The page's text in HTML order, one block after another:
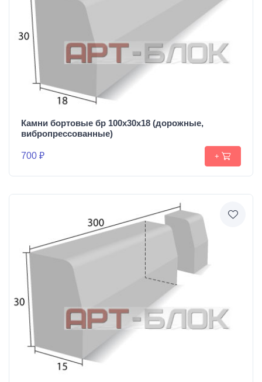
Камни бортовые бр 100х30х18 (дорожные,
вибропрессованные)
700 ₽ +